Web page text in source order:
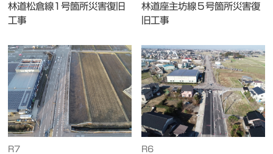
林道松倉線1号箇所災害復旧
工事
林道座主坊線５号箇所災害復
旧工事
R7 R6